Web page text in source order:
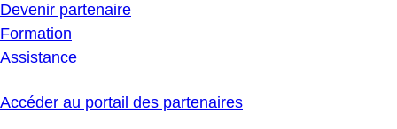
Devenir partenaire
Formation
Assistance
Accéder au portail des partenaires